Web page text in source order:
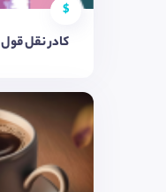
$
کادر نقل قول